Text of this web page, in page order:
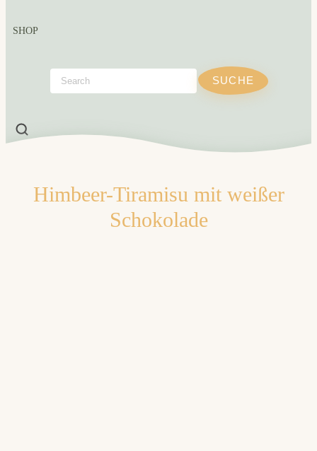
SHOP
Himbeer-Tiramisu mit weißer
Schokolade